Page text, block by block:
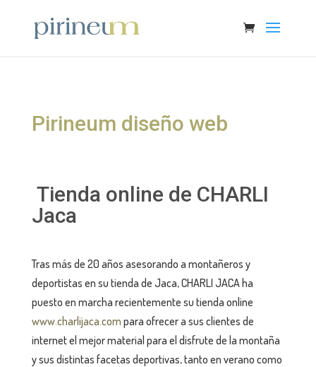
Pirineum diseño web
Tienda online de CHARLI
Jaca
Tras más de 20 años asesorando a montañeros y
deportistas en su tienda de Jaca, CHARLI JACA ha
puesto en marcha recientemente su tienda online
www.charlijaca.com para ofrecer a sus clientes de
internet el mejor material para el disfrute de la montaña
y sus distintas facetas deportivas, tanto en verano como